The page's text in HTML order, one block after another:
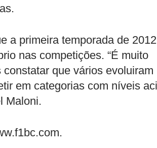
a primeira temporada de 2012
nas competições. “É muito
que vários evoluiram
em categorias com níveis
Maloni.